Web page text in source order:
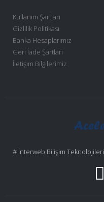
Kullanım Şartları
Gizlilik Politikası
Banka Hesaplarımız
Geri İade Şartları
İletişim Bilgilerimiz
# İnterweb Bilişim Teknolojileri